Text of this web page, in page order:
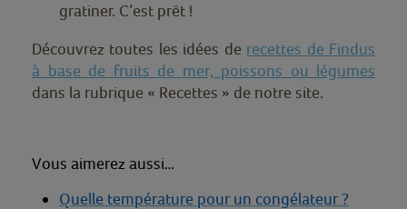
gratiner. C’est prêt !
Découvrez toutes les idées de recettes de Findus
à base de fruits de mer, poissons ou légumes
dans la rubrique « Recettes » de notre site.
Vous aimerez aussi…
Quelle température pour un congélateur ?